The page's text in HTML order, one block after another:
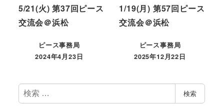
5/21(火) 第37回ピース
交流会＠浜松
ピース事務局
2024年4月23日
1/19(月) 第57回ピース
交流会＠浜松
ピース事務局
2025年12月22日
検
索
検索